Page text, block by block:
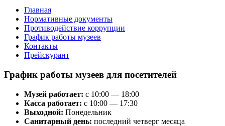
Главная
Нормативные документы
Противодействие коррупции
График работы музеев
Контакты
Прейскурант
График работы музеев для посетителей
Музей работает: с 10:00 — 18:00
Касса работает: с 10:00 — 17:30
Выходной: Понедельник
Санитарный день: последний четверг месяца